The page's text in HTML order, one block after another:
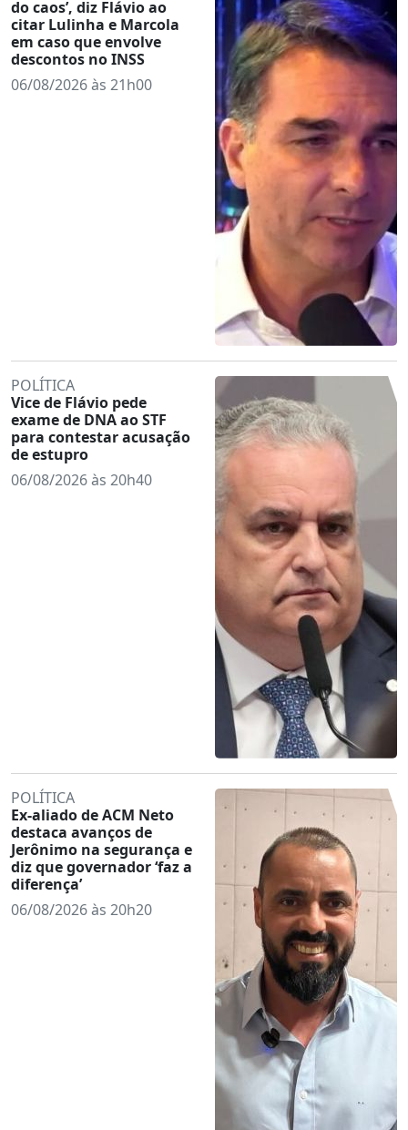
do caos’, diz Flávio ao
citar Lulinha e Marcola
em caso que envolve
descontos no INSS
06/08/2026 às 21h00
POLÍTICA
Vice de Flávio pede
exame de DNA ao STF
para contestar acusação
de estupro
06/08/2026 às 20h40
POLÍTICA
Ex-aliado de ACM Neto
destaca avanços de
Jerônimo na segurança e
diz que governador ‘faz a
diferença’
06/08/2026 às 20h20